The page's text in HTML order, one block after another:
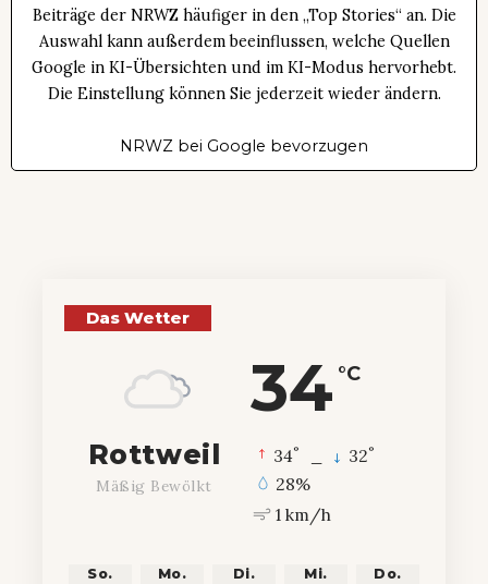
Beiträge der NRWZ häufiger in den „Top Stories“ an. Die
Auswahl kann außerdem beeinflussen, welche Quellen
Google in KI-Übersichten und im KI-Modus hervorhebt.
Die Einstellung können Sie jederzeit wieder ändern.
NRWZ bei Google bevorzugen
Das Wetter
34 °C
Rottweil
Mäßig Bewölkt
34° 32°
28%
1 km/h
So. Mo. Di. Mi. Do.